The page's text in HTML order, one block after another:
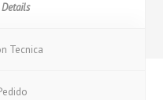
Tecnica